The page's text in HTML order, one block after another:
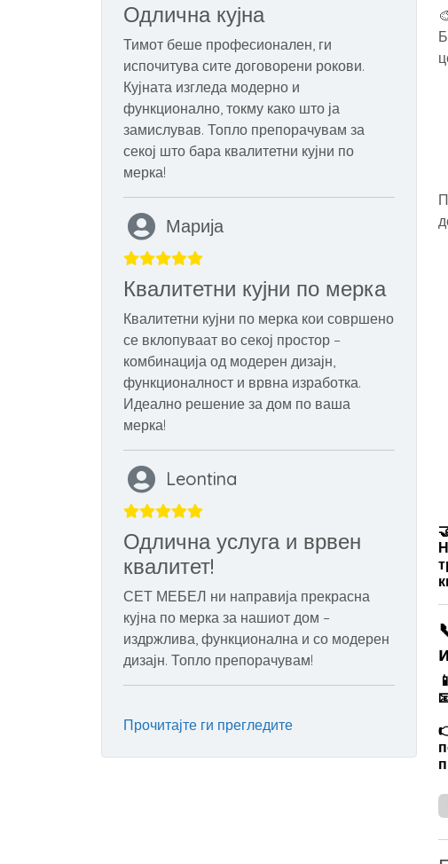
Одлична кујна
Тимот беше професионален, ги
испочитува сите договорени рокови.
Кујната изгледа модерно и
функционално, токму како што ја
замислував. Топло препорачувам за
секој што бара квалитетни кујни по
мерка!
Марија
Квалитетни кујни по мерка
Квалитетни кујни по мерка кои совршено
се вклопуваат во секој простор –
комбинација од модерен дизајн,
функционалност и врвна изработка.
Идеално решение за дом по ваша
мерка!
Leontina
Одлична услуга и врвен
квалитет!
СЕТ МЕБЕЛ ни направија прекрасна
кујна по мерка за нашиот дом –
издржлива, функционална и со модерен
дизајн. Топло препорачувам!
Прочитајте ги прегледите
📱